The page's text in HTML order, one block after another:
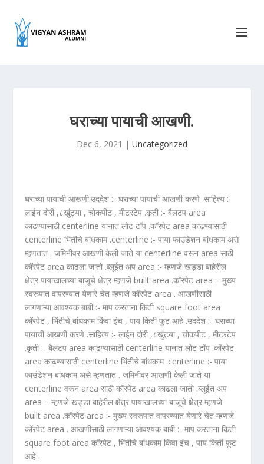
घराच्या पायाची आखणी.
Dec 6, 2021 | Uncategorized
घराच्या पायाची आखणी.उददेश :- घराच्या पायाची आखणी करणे .साहित्य :-
लाईन दोरी ,८खुंट्या , चोकपीट , मीटरटेप .कृती :- बैलटप area
काढण्यासाठी centerline यानात लोट टॉप .कॉरपेट area काढण्यासाठी
centerline भिंतीचे बांधकाम .centerline :- पाया फाउंडेशन बांधकाम असे
म्हणतात . जमिनीवर आखणी केली जाते या centerline वरून area साठी
कॉरपेट area काढला जातो .ब्लूईत अप area :- म्हणजे खड्डा बाहेरील
क्षेत्र पायाखालच्या बाजूचे क्षेत्र म्हणजे built area .कॉरपेट area :- मुख्य
स्वरूपात वापरण्यात येणारे चेत म्हणजे कॉरपेट area . आखणीसाठी
लागणाऱ्या आवश्यक बाबी :- माप करताना किती square foot area
कॉरपेट , भिंतीचे बांधकाम किंवा इंच , पाय किती फूट आहे .उददेश :- घराच्या
पायाची आखणी करणे .साहित्य :- लाईन दोरी ,८खुंट्या , चोकपीट , मीटरटेप
.कृती :- बैलटप area काढण्यासाठी centerline यानात लोट टॉप .कॉरपेट
area काढण्यासाठी centerline भिंतीचे बांधकाम .centerline :- पाया
फाउंडेशन बांधकाम असे म्हणतात . जमिनीवर आखणी केली जाते या
centerline वरून area साठी कॉरपेट area काढला जातो .ब्लूईत अप
area :- म्हणजे खड्डा बाहेरील क्षेत्र पायाखालच्या बाजूचे क्षेत्र म्हणजे
built area .कॉरपेट area :- मुख्य स्वरूपात वापरण्यात येणारे चेत म्हणजे
कॉरपेट area . आखणीसाठी लागणाऱ्या आवश्यक बाबी :- माप करताना किती
square foot area कॉरपेट , भिंतीचे बांधकाम किंवा इंच , पाय किती फूट
आहे .